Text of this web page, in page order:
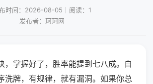
时间：2026-08-05｜阅读：1
发布者：珂珂网
，掌握好了，胜率能提到七八成。自
洗牌，有规律，就有漏洞。如果你总